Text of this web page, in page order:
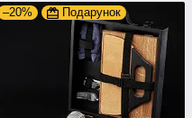
–20% Подарунок